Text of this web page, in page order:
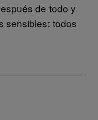
de todo y
sensibles: todos